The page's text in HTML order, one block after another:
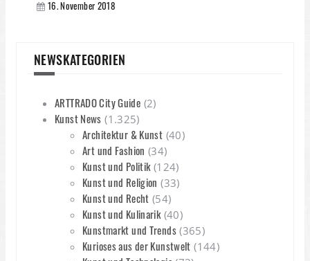
16. November 2018
NEWSKATEGORIEN
ARTTRADO City Guide (2)
Kunst News (1.325)
Architektur & Kunst (40)
Art und Fashion (34)
Kunst und Politik(124)
Kunst und Religion (33)
Kunst und Recht (54)
Kunst und Kulinarik(40)
Kunstmarkt und Trends(365)
Kurioses aus der Kunstwelt (144)